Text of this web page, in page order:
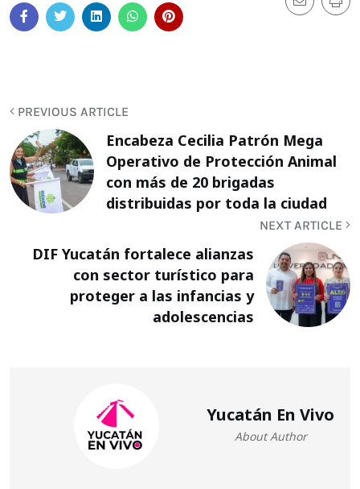
PREVIOUS ARTICLE
Encabeza Cecilia Patrón Mega
Operativo de Protección Animal
con más de 20 brigadas
distribuidas por toda la ciudad
NEXT ARTICLE
DIF Yucatán fortalece alianzas
con sector turístico para
proteger a las infancias y
adolescencias
Yucatán En Vivo
About Author